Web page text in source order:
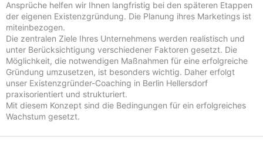
Ansprüche helfen wir Ihnen langfristig bei den späteren Etappen
der eigenen Existenzgründung. Die Planung ihres Marketings ist
miteinbezogen.
Die zentralen Ziele Ihres Unternehmens werden realistisch und
unter Berücksichtigung verschiedener Faktoren gesetzt. Die
Möglichkeit, die notwendigen Maßnahmen für eine erfolgreiche
Gründung umzusetzen, ist besonders wichtig. Daher erfolgt
unser Existenzgründer-Coaching in Berlin Hellersdorf
praxisorientiert und strukturiert.
Mit diesem Konzept sind die Bedingungen für ein erfolgreiches
Wachstum gesetzt.